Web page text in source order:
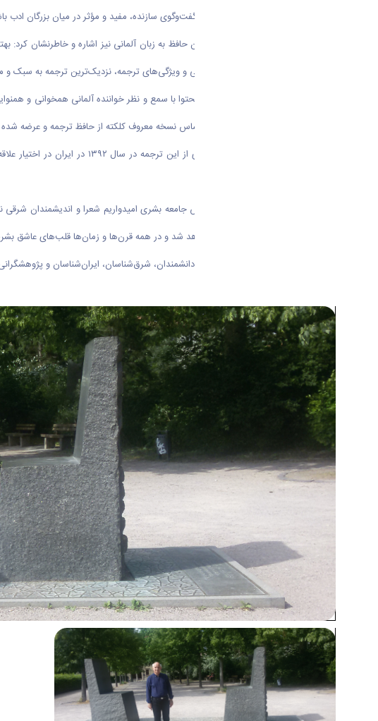
تطبیقی و تقویت ساختارهای تعامل و گفت‌وگوی سازنده، مفید و مؤثر در میان بزرگان ادب
ایران ارائه شده که به دلایل مختلف ادبی و ویژگی‌های ترجمه، نزدیک‌ترین ترجمه به
رجایی گفت: این ترجمه از نظر فرم و محتوا با سمع و نظر خواننده آلمانی همخوانی و
منسوب به حافظ را نیز دربرداشته و براساس نسخه معروف کلکته از حافظ ترجمه و عرضه
استاد دانشگاه اراک گفت: چاپ
رجایی تاکید کرد: در این شرایط حساس جامعه بشری امیدواریم شعرا و اندیشمندان
ارائه کنند، موضوعی که هرگز کهنه نخواهد شد و در همه قرن‌ها و زمان‌ها قلب‌های عاشق
بر اساس این گزارش، در این کنفرانس دانشمندان، شرق‌شناسان، ایران‌شناسان و